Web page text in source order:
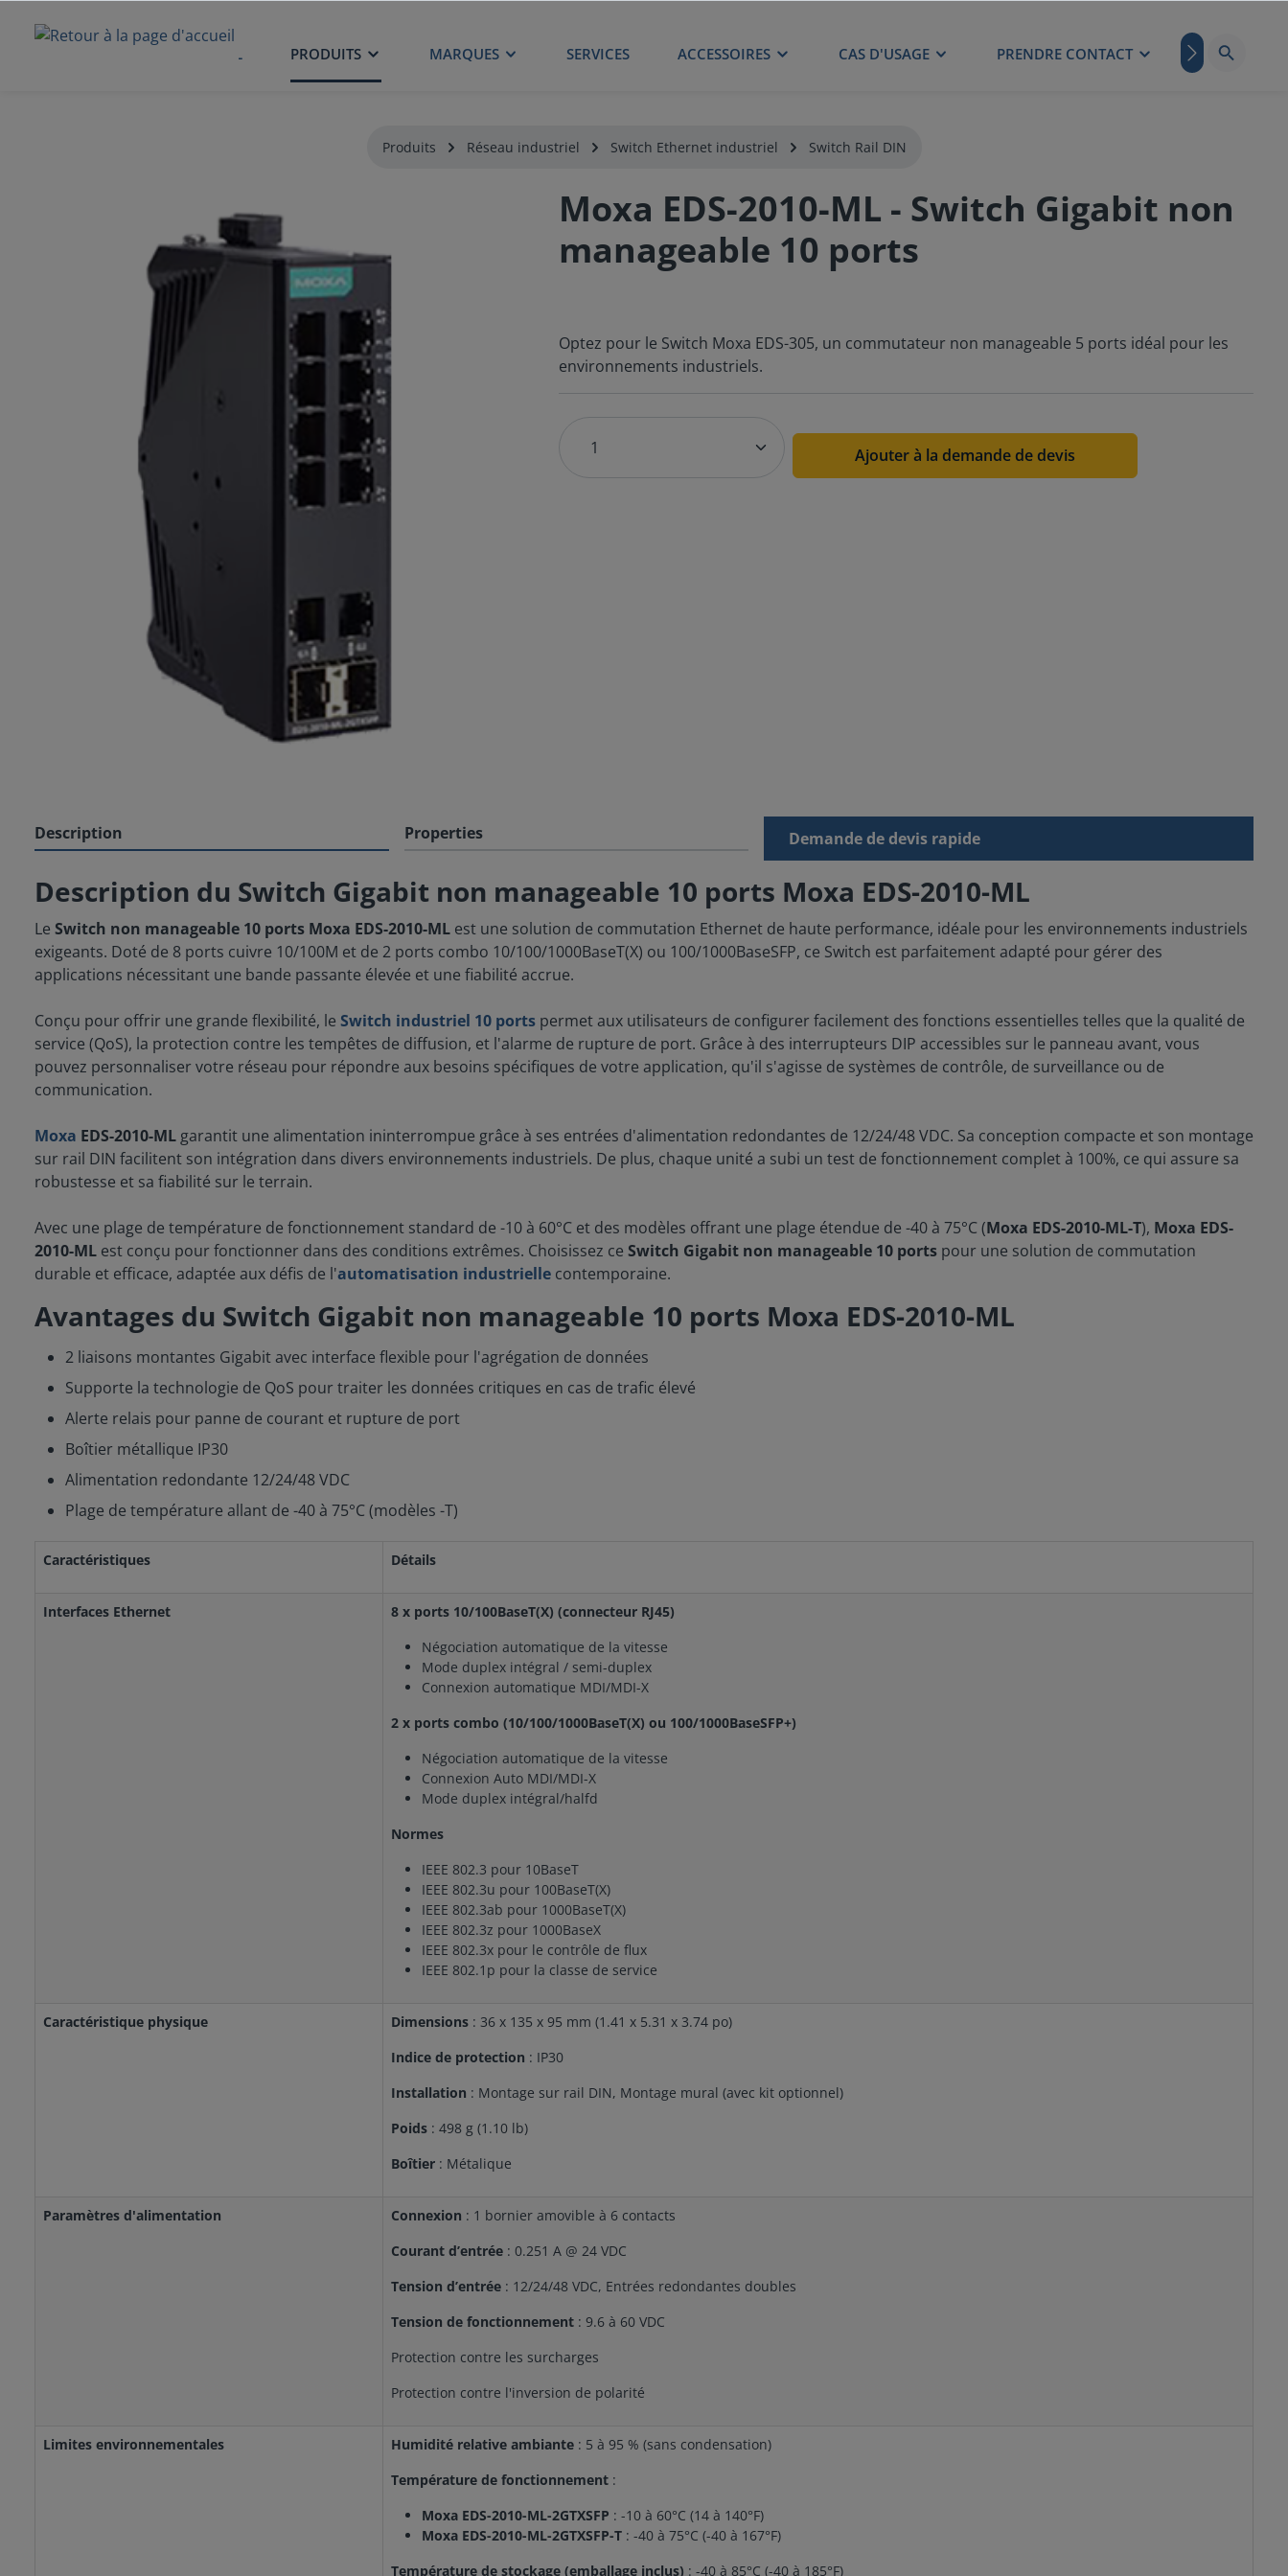
ACCUEIL PRODUITS MARQUES SERVICES ACCESSOIRES CAS D'USAGE PRENDRE CONTACT BLOG
Produits Réseau industriel Switch Ethernet industriel Switch Rail DIN
Moxa EDS-2010-ML - Switch Gigabit non
manageable 10 ports
Optez pour le Switch Moxa EDS-305, un commutateur non manageable 5 ports idéal pour les
environnements industriels.
Ajouter à la demande de devis
Description Properties Demande de devis rapide
Description du Switch Gigabit non manageable 10 ports Moxa EDS-2010-ML
Le Switch non manageable 10 ports Moxa EDS-2010-ML est une solution de commutation Ethernet de haute performance, idéale pour les environnements industriels
exigeants. Doté de 8 ports cuivre 10/100M et de 2 ports combo 10/100/1000BaseT(X) ou 100/1000BaseSFP, ce Switch est parfaitement adapté pour gérer des
applications nécessitant une bande passante élevée et une fiabilité accrue.
Conçu pour offrir une grande flexibilité, le Switch industriel 10 ports permet aux utilisateurs de configurer facilement des fonctions essentielles telles que la qualité de
service (QoS), la protection contre les tempêtes de diffusion, et l'alarme de rupture de port. Grâce à des interrupteurs DIP accessibles sur le panneau avant, vous
pouvez personnaliser votre réseau pour répondre aux besoins spécifiques de votre application, qu'il s'agisse de systèmes de contrôle, de surveillance ou de
communication.
Moxa EDS-2010-ML garantit une alimentation ininterrompue grâce à ses entrées d'alimentation redondantes de 12/24/48 VDC. Sa conception compacte et son montage
sur rail DIN facilitent son intégration dans divers environnements industriels. De plus, chaque unité a subi un test de fonctionnement complet à 100%, ce qui assure sa
robustesse et sa fiabilité sur le terrain.
Avec une plage de température de fonctionnement standard de -10 à 60°C et des modèles offrant une plage étendue de -40 à 75°C (Moxa EDS-2010-ML-T), Moxa EDS-
2010-ML est conçu pour fonctionner dans des conditions extrêmes. Choisissez ce Switch Gigabit non manageable 10 ports pour une solution de commutation
durable et efficace, adaptée aux défis de l'automatisation industrielle contemporaine.
Avantages du Switch Gigabit non manageable 10 ports Moxa EDS-2010-ML
2 liaisons montantes Gigabit avec interface flexible pour l'agrégation de données
Supporte la technologie de QoS pour traiter les données critiques en cas de trafic élevé
Alerte relais pour panne de courant et rupture de port
Boîtier métallique IP30
Alimentation redondante 12/24/48 VDC
Plage de température allant de -40 à 75°C (modèles -T)
Caractéristiques Détails
Interfaces Ethernet
8 x ports 10/100BaseT(X) (connecteur RJ45)
Négociation automatique de la vitesse
Mode duplex intégral / semi-duplex
Connexion automatique MDI/MDI-X
2 x ports combo (10/100/1000BaseT(X) ou 100/1000BaseSFP+)
Négociation automatique de la vitesse
Connexion Auto MDI/MDI-X
Mode duplex intégral/halfd
Normes
IEEE 802.3 pour 10BaseT
IEEE 802.3u pour 100BaseT(X)
IEEE 802.3ab pour 1000BaseT(X)
IEEE 802.3z pour 1000BaseX
IEEE 802.3x pour le contrôle de flux
IEEE 802.1p pour la classe de service
Caractéristique physique Dimensions : 36 x 135 x 95 mm (1.41 x 5.31 x 3.74 po)
Indice de protection : IP30
Installation : Montage sur rail DIN, Montage mural (avec kit optionnel)
Poids : 498 g (1.10 lb)
Boîtier : Métalique
Paramètres d'alimentation Connexion : 1 bornier amovible à 6 contacts
Courant d’entrée : 0.251 A @ 24 VDC
Tension d’entrée : 12/24/48 VDC, Entrées redondantes doubles
Tension de fonctionnement : 9.6 à 60 VDC
Protection contre les surcharges
Protection contre l'inversion de polarité
Limites environnementales Humidité relative ambiante : 5 à 95 % (sans condensation)
Température de fonctionnement :
Moxa EDS-2010-ML-2GTXSFP : -10 à 60°C (14 à 140°F)
Moxa EDS-2010-ML-2GTXSFP-T : -40 à 75°C (-40 à 167°F)
Température de stockage (emballage inclus) : -40 à 85°C (-40 à 185°F)